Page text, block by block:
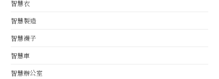
智慧衣
智慧製造
智慧襪子
智慧車
智慧辦公室